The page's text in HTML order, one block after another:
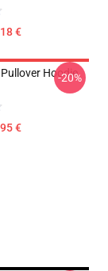
€
Hoodie
€
-20%